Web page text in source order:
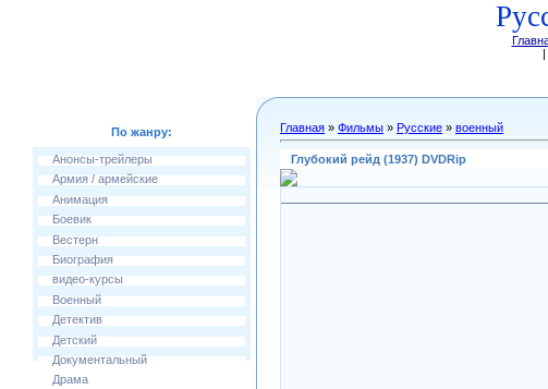
|
По жанру:
Анонсы-трейлеры
Армия / армейские
Анимация
Боевик
Вестерн
Биография
видео-курсы
Военный
Детектив
Детский
Документальный
Драма
Главная » Фильмы » Русские » военный
Глубокий рейд (1937) DVDRip